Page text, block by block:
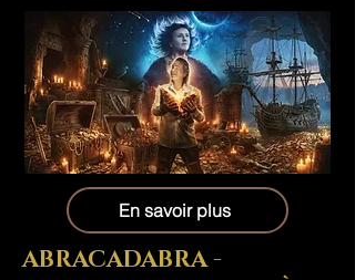
En savoir plus
ABRACADABRA -